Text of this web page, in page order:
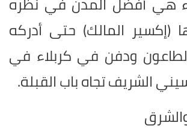
(إكسير المالك) حتى أدركه
الطاعون ودفن في كربلاء في
الشريف تجاه باب القبلة.